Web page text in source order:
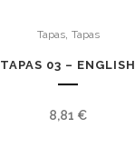
Tapas, Tapas
TAPAS 03 – ENGLISH
8,81 €